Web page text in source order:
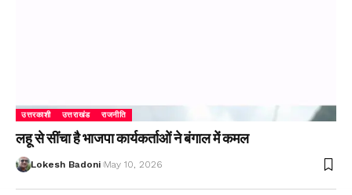
उत्तरकाशी उत्तराखंड राजनीति
लहू से सींचा है भाजपा कार्यकर्ताओं ने बंगाल में कमल
Lokesh Badoni May 10, 2026